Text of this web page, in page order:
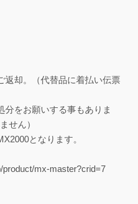
返却。（代替品に着払い伝票
分をお願いする事もありま
せん）
となります。
product/mx-master?crid=7